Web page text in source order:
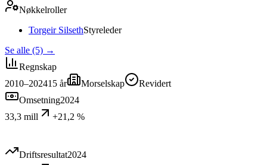
Nøkkelroller
Torgeir SilsethStyreleder
Se alle (5) →
Regnskap
2010–202415 år Morselskap
Revidert
Omsetning2024
33,3 mill
+21,2 %
Driftsresultat2024